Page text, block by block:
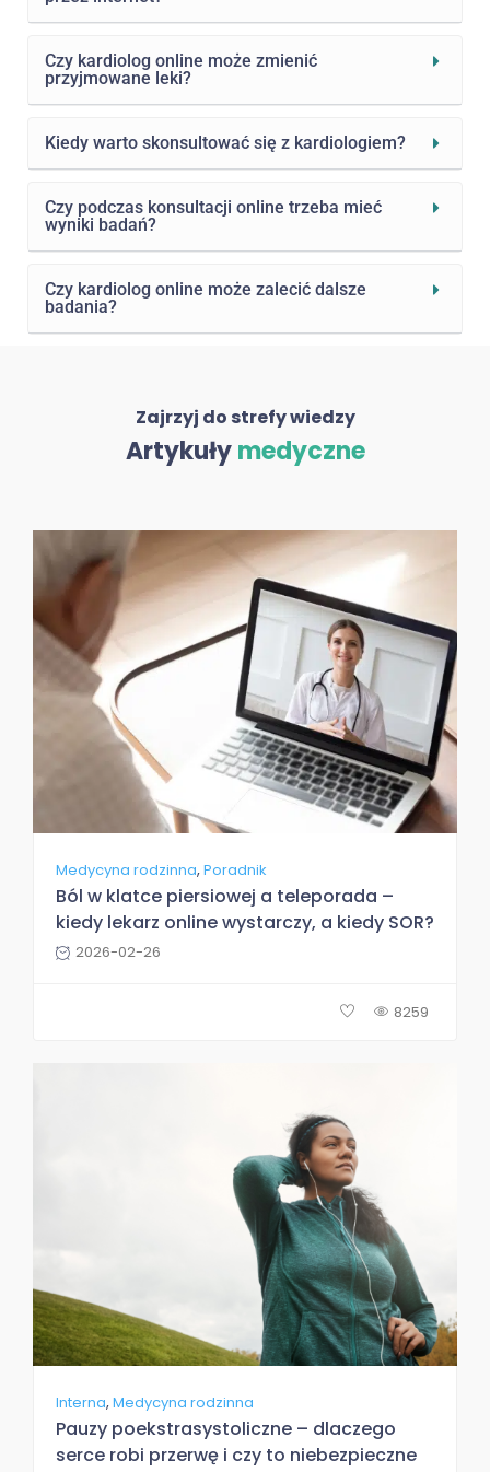
Czy kardiolog online może zmienić
przyjmowane leki?
Kiedy warto skonsultować się z kardiologiem?
Czy podczas konsultacji online trzeba mieć
wyniki badań?
Czy kardiolog online może zalecić dalsze
badania?
Zajrzyj do strefy wiedzy
Artykułymedyczne
Medycyna rodzinna,Poradnik
Ból w klatce piersiowej a teleporada –
kiedy lekarz online wystarczy, a kiedy SOR?
2026-02-26
8259
Interna,Medycyna rodzinna
Pauzy poekstrasystoliczne – dlaczego
serce robi przerwę i czy to niebezpieczne